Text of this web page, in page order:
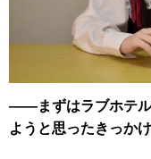
——まずはラブホテル
ようと思ったきっか